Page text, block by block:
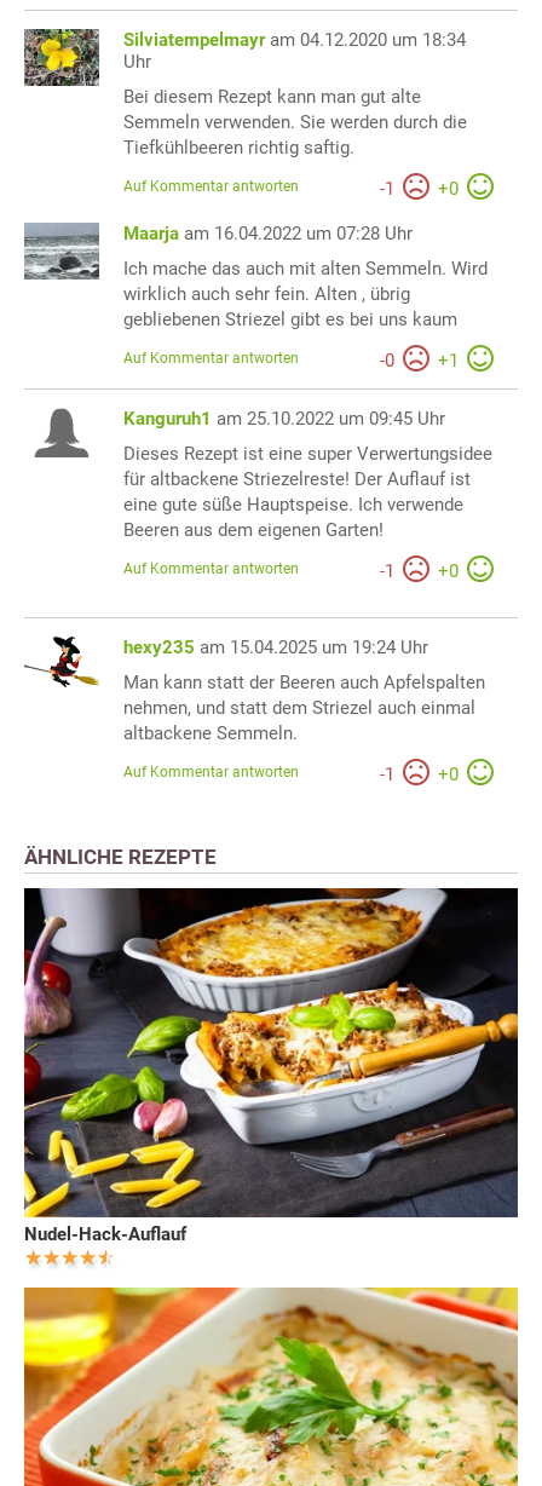
Silviatempelmayr am 04.12.2020 um 18:34
Uhr
Bei diesem Rezept kann man gut alte
Semmeln verwenden. Sie werden durch die
Tiefkühlbeeren richtig saftig.
-1 +0
Auf Kommentar antworten
Maarja am 16.04.2022 um 07:28 Uhr
Ich mache das auch mit alten Semmeln. Wird
wirklich auch sehr fein. Alten , übrig
gebliebenen Striezel gibt es bei uns kaum
-0 +1
Auf Kommentar antworten
Kanguruh1 am 25.10.2022 um 09:45 Uhr
Dieses Rezept ist eine super Verwertungsidee
für altbackene Striezelreste! Der Auflauf ist
eine gute süße Hauptspeise. Ich verwende
Beeren aus dem eigenen Garten!
-1 +0
Auf Kommentar antworten
hexy235 am 15.04.2025 um 19:24 Uhr
Man kann statt der Beeren auch Apfelspalten
nehmen, und statt dem Striezel auch einmal
altbackene Semmeln.
-1 +0
Auf Kommentar antworten
ÄHNLICHE REZEPTE
Nudel-Hack-Auflauf